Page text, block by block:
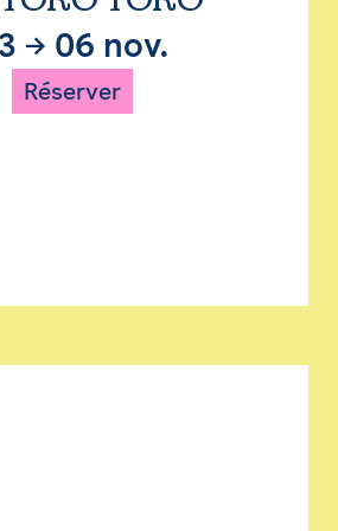
→ 06 nov.
Réserver